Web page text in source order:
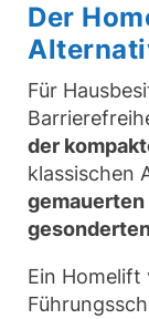
Der
Für
der
klassischen
Ein